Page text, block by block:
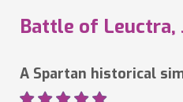
Battle of Leuctra,
A Spartan historical